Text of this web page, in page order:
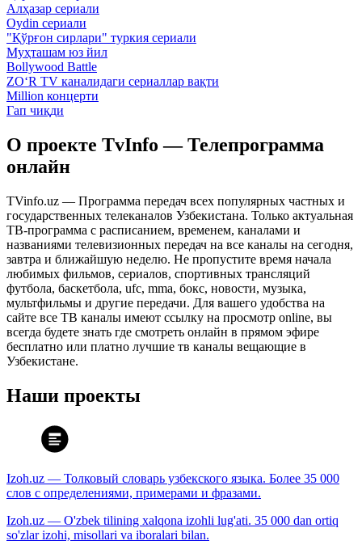
Алҳазар сериали
Oydin сериали
"Қўрғон сирлари" туркия сериали
Муҳташам юз йил
Bollywood Battle
ZO‘R TV каналидаги сериаллар вақти
Million концерти
Гап чиқди
О проекте TvInfo — Телепрограмма
онлайн
TVinfo.uz — Программа передач всех популярных частных и
государственных телеканалов Узбекистана. Только актуальная
ТВ-программа с расписанием, временем, каналами и
названиями телевизионных передач на все каналы на сегодня,
завтра и ближайшую неделю. Не пропустите время начала
любимых фильмов, сериалов, спортивных трансляций
футбола, баскетбола, ufc, mma, бокс, новости, музыка,
мультфильмы и другие передачи. Для вашего удобства на
сайте все ТВ каналы имеют ссылку на просмотр online, вы
всегда будете знать где смотреть онлайн в прямом эфире
бесплатно или платно лучшие тв каналы вещающие в
Узбекистане.
Наши проекты
Izoh.uz — Толковый словарь узбекского языка. Более 35 000
слов с определениями, примерами и фразами.
Izoh.uz — O'zbek tilining xalqona izohli lug'ati. 35 000 dan ortiq
so'zlar izohi, misollari va iboralari bilan.